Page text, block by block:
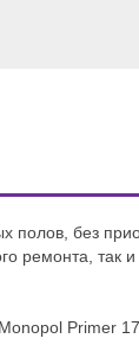
полов, без
ремонта, так
Primer